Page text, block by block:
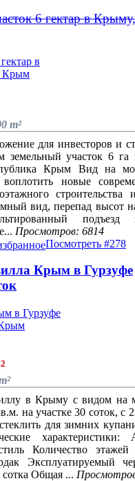
6 гектар в
m²
для инвесторов и
земельный участок 6
Крым Вид на
воплотить новые
строительства
вид, перепад высот
подъезд
Просмотров: 6814
Посмотреть #278
Крым в Гурзуфе
2
в Крыму с видом на
на участке 30 соток, с
для зимних
характеристики:
Количество
Эксплуатируемый
Общая ...